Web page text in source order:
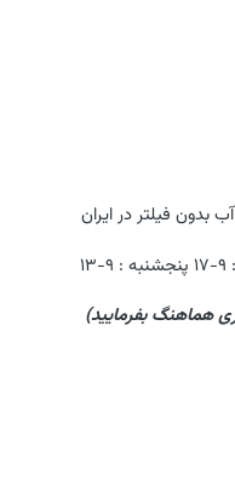
بدون فیلتر در ایران
هماهنگ بفرمایید)